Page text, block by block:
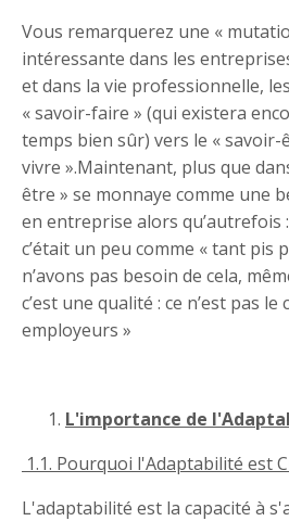
Vous remarquerez une «
intéressante dans les
et dans la vie professionnelle,
« savoir-faire » (qui existera
temps bien sûr) vers le « savoir-
vivre ».Maintenant, plus que
être » se monnaye comme une
en entreprise alors qu’autrefois
c’était un peu comme « tant pis
n’avons pas besoin de cela,
c’est une qualité : ce n’est pas
employeurs »
L'importance de
1.1. Pourquoi l'Adaptabilité est
L'adaptabilité est la capacité à